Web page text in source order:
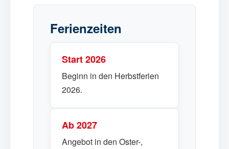
Ferienzeiten
Start 2026
Beginn in den Herbstferien
2026.
Ab 2027
Angebot in den Oster-,